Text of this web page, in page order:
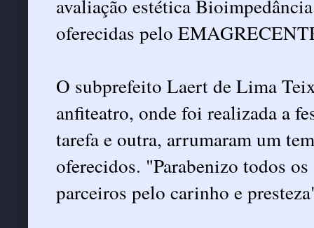
avaliação estética
oferecidas pelo
O subprefeito Laert de Lima
anfiteatro, onde foi realizada a
tarefa e outra, arrumaram um
oferecidos. "Parabenizo todos
parceiros pelo carinho e